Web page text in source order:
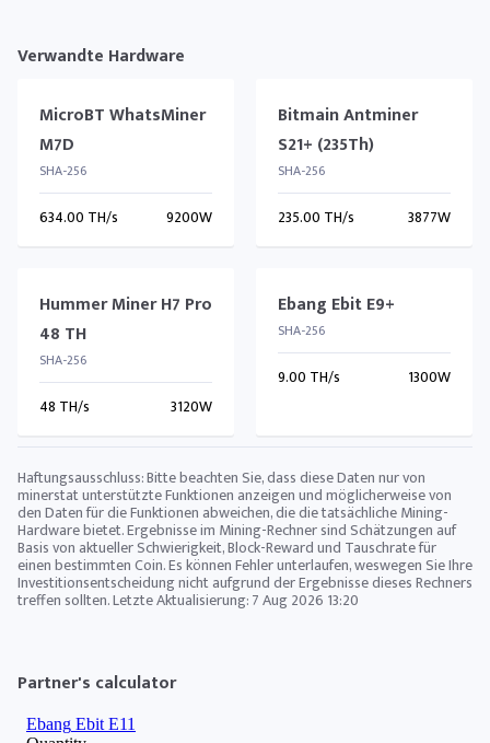
Verwandte Hardware
MicroBT WhatsMiner
M7D
SHA-256
634.00 TH/s 9200W
Bitmain Antminer
S21+ (235Th)
SHA-256
235.00 TH/s 3877W
Hummer Miner H7 Pro
48 TH
SHA-256
48 TH/s 3120W
Ebang Ebit E9+
SHA-256
9.00 TH/s 1300W
Haftungsausschluss: Bitte beachten Sie, dass diese Daten nur von
minerstat unterstützte Funktionen anzeigen und möglicherweise von
den Daten für die Funktionen abweichen, die die tatsächliche Mining-
Hardware bietet. Ergebnisse im Mining-Rechner sind Schätzungen auf
Basis von aktueller Schwierigkeit, Block-Reward und Tauschrate für
einen bestimmten Coin. Es können Fehler unterlaufen, weswegen Sie Ihre
Investitionsentscheidung nicht aufgrund der Ergebnisse dieses Rechners
treffen sollten. Letzte Aktualisierung:7 Aug 2026 13:20
Partner's calculator